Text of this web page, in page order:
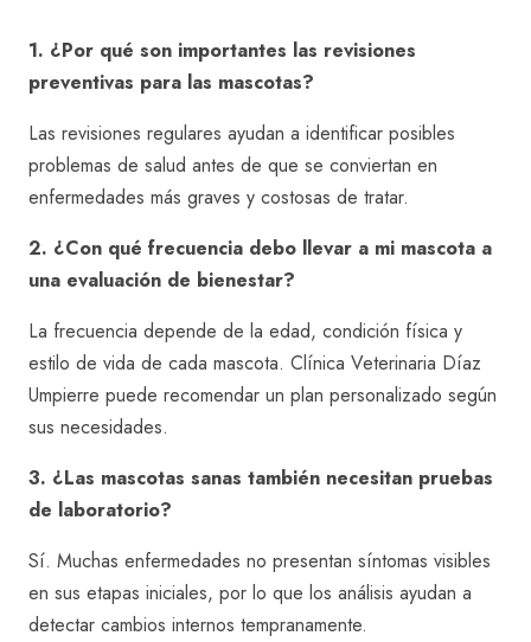
1. ¿Por qué son importantes las revisiones
preventivas para las mascotas?
Las revisiones regulares ayudan a identificar posibles
problemas de salud antes de que se conviertan en
enfermedades más graves y costosas de tratar.
2. ¿Con qué frecuencia debo llevar a mi mascota a
una evaluación de bienestar?
La frecuencia depende de la edad, condición física y
estilo de vida de cada mascota. Clínica Veterinaria Díaz
Umpierre puede recomendar un plan personalizado según
sus necesidades.
3. ¿Las mascotas sanas también necesitan pruebas
de laboratorio?
Sí. Muchas enfermedades no presentan síntomas visibles
en sus etapas iniciales, por lo que los análisis ayudan a
detectar cambios internos tempranamente.